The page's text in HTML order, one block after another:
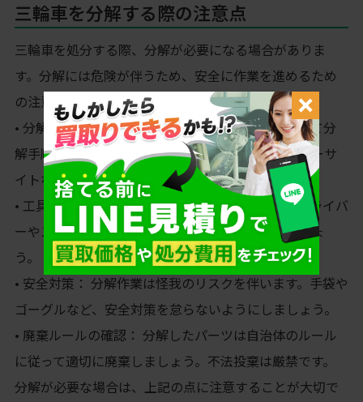
三輪車を分解する際の注意点
三輪車を処分する際、分解が必要になる場合がありま
す。分解には危険が伴うため、安全に作業を進めるため
の注意点は以下の通りです。
• 分解手順の確認： 三輪車はメーカーや種類によって分
解手順が異なります。分解前に必ず説明書やメーカーサ
イトなどで正しい手順を確認しましょう。
• 工具の準備： 分解には適切な工具が必要です。ドライバ
ーやスパナなど必要な工具を事前に揃えておきましょ
う。
• 安全対策： 分解作業は怪我のリスクを伴います。手袋や
ゴーグルなど、安全対策を怠らないようにしましょう。
• 廃棄ルールの確認： 分解したパーツは自治体のルール
に従って適切に廃棄しましょう。不法投棄は厳禁です。
分解が必要な場合は、上記の点に注意することが大切で